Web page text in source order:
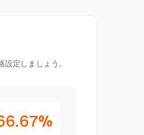
定しましょう。